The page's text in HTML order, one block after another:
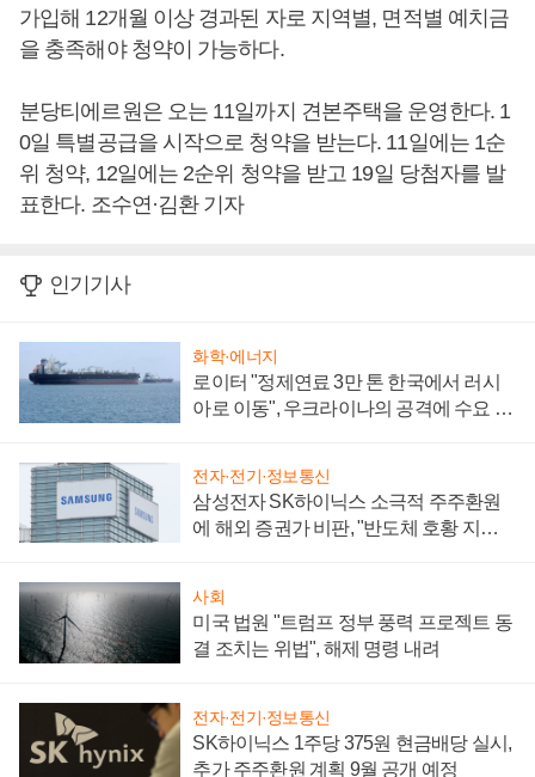
가입해 12개월 이상 경과된 자로 지역별, 면적별 예치금
을 충족해야 청약이 가능하다.
분당티에르원은 오는 11일까지 견본주택을 운영한다. 1
0일 특별공급을 시작으로 청약을 받는다. 11일에는 1순
위 청약, 12일에는 2순위 청약을 받고 19일 당첨자를 발
표한다. 조수연·김환 기자
인기기사
화학·에너지
로이터 "정제연료 3만 톤 한국에서 러시
아로 이동", 우크라이나의 공격에 수요 늘
전자·전기·정보통신
삼성전자 SK하이닉스 소극적 주주환원
에 해외 증권가 비판, "반도체 호황 지속
사회
미국 법원 "트럼프 정부 풍력 프로젝트 동
결 조치는 위법", 해제 명령 내려
전자·전기·정보통신
SK하이닉스 1주당 375원 현금배당 실시,
추가 주주환원 계획 9월 공개 예정